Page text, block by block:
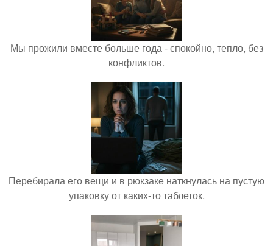
Мы прожили вместе больше года - спокойно, тепло, без
конфликтов.
Перебирала его вещи и в рюкзаке наткнулась на пустую
упаковку от каких-то таблеток.